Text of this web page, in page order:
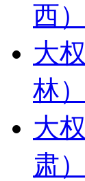
西）
大权
林）
大权
肃）